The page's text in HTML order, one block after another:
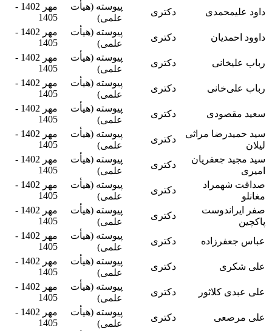
داود علیمحمدی
دکتری
پیوسته (هیأت
علمی)
مهر 1402 -
1405
داوود احمدیان
دکتری
پیوسته (هیأت
علمی)
مهر 1402 -
1405
رباب علیخانی
دکتری
پیوسته (هیأت
علمی)
مهر 1402 -
1405
رباب علی‌خانی
دکتری
پیوسته (هیأت
علمی)
مهر 1402 -
1405
سعید مقصودی
دکتری
پیوسته (هیأت
علمی)
مهر 1402 -
1405
سید حمیدرضا مراثی
لیلان
دکتری
پیوسته (هیأت
علمی)
مهر 1402 -
1405
سید مجید جعفریان
امیری
دکتری
پیوسته (هیأت
علمی)
مهر 1402 -
1405
صداقت شهمراد
مغانلو
دکتری
پیوسته (هیأت
علمی)
مهر 1402 -
1405
صفر ایراندوست
پاکچین
دکتری
پیوسته (هیأت
علمی)
مهر 1402 -
1405
عباس جعفرزاده
دکتری
پیوسته (هیأت
علمی)
مهر 1402 -
1405
علی شکری
دکتری
پیوسته (هیأت
علمی)
مهر 1402 -
1405
علی عبدی کلاثور
دکتری
پیوسته (هیأت
علمی)
مهر 1402 -
1405
علی مرصعی
دکتری
پیوسته (هیأت
علمی)
مهر 1402 -
1405